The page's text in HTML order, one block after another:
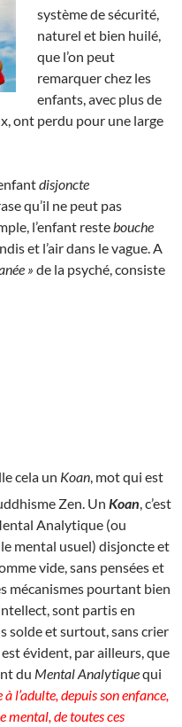
système de sécurité,
naturel et bien huilé,
que l’on peut
remarquer chez les
enfants, avec plus de
ont perdu pour une large
disjoncte
qu’il ne peut pas
l’enfant reste bouche
et l’air dans le vague. A
» de la psyché, consiste
cela un Koan , mot qui est
Zen. Un Koan , c’est
Analytique (ou
mental usuel) disjoncte et
vide, sans pensées et
mécanismes pourtant bien
sont partis en
solde et surtout, sans crier
évident, par ailleurs, que
du Mental Analytiquequi
l’adulte, depuis son enfance,
mental, de toutes ces